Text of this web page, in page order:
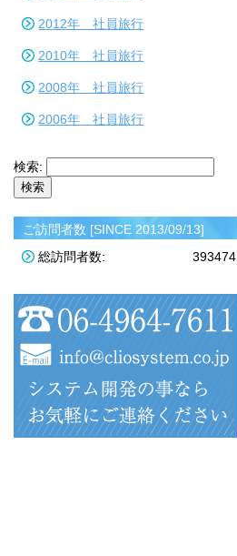
2012年 社員旅行
2010年 社員旅行
2008年 社員旅行
2006年 社員旅行
検索:
ご訪問者数 [SINCE 2013/09/13]
393474
総訪問者数: